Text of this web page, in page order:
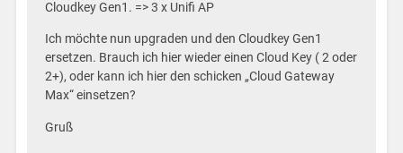
Cloudkey Gen1. => 3 x Unifi AP
Ich möchte nun upgraden und den Cloudkey Gen1
ersetzen. Brauch ich hier wieder einen Cloud Key ( 2 oder
2+), oder kann ich hier den schicken „Cloud Gateway
Max“ einsetzen?
Gruß